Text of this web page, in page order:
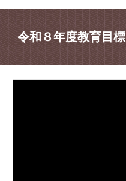
令和８年度教育目標